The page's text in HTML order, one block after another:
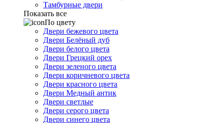
Тамбурные двери
Показать все
По цвету
Двери бежевого цвета
Двери Белёный дуб
Двери белого цвета
Двери Грецкий орех
Двери зеленого цвета
Двери коричневого цвета
Двери красного цвета
Двери Медный антик
Двери светлые
Двери серого цвета
Двери синего цвета